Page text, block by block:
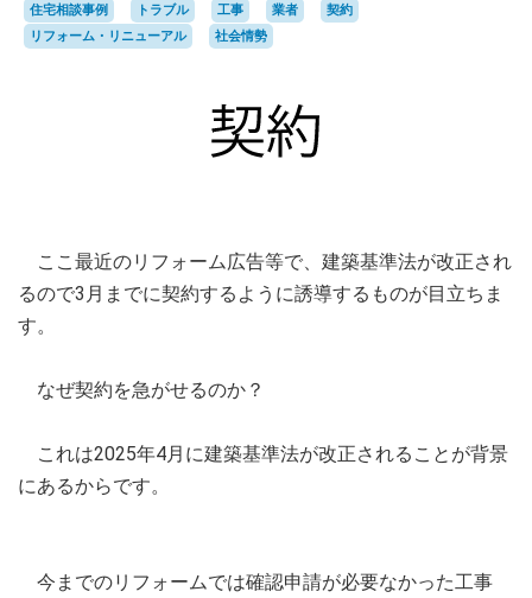
住宅相談事例 トラブル 工事 業者
契約
リフォーム・リニューアル
社会情勢
ここ最近のリフォーム広告等で、建築基準法が改正され
るので3月までに契約するように誘導するものが目立ちま
す。
なぜ契約を急がせるのか？
これは2025年4月に建築基準法が改正されることが背景
にあるからです。
今までのリフォームでは確認申請が必要なかった工事